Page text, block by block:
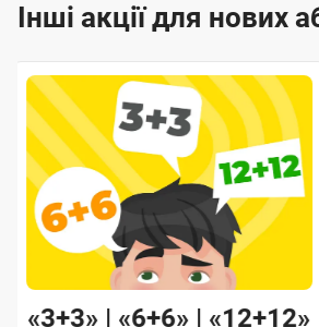
Інші акції для нових
«3+3» | «6+6» | «12+12»